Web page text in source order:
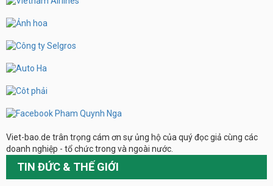
Viet-bao.de trân trọng cám ơn sự ủng hộ của quý đọc giả cùng các
doanh nghiệp - tổ chức trong và ngoài nước.
TIN ĐỨC & THẾ GIỚI